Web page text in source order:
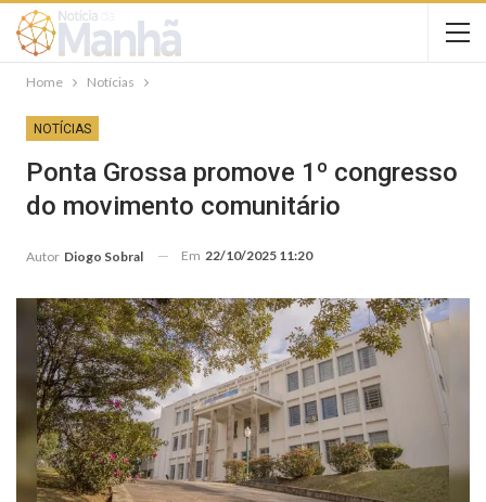
Home Notícias
NOTÍCIAS
Ponta Grossa promove 1º congresso
do movimento comunitário
Autor Diogo Sobral Em 22/10/2025 11:20